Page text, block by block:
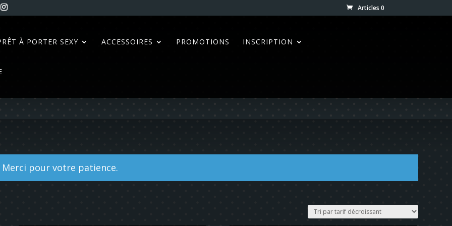
Articles 0
À PORTER SEXY ACCESSOIRES PROMOTIONS INSCRIPTION
Merci pour votre patience.